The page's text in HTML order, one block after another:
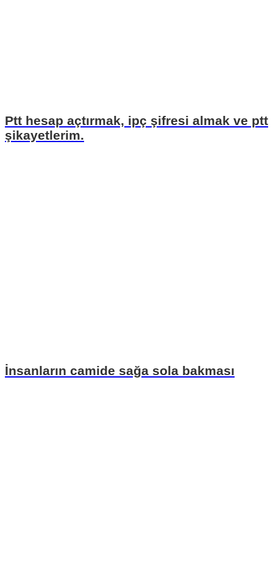
Ptt hesap açtırmak, ipç şifresi almak ve ptt
şikayetlerim.
İnsanların camide sağa sola bakması